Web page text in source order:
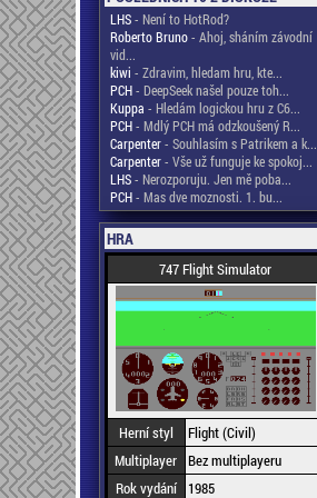
LHS- Není to HotRod?
Roberto Bruno- Ahoj, sháním závodní
vid...
kiwi - Zdravim, hledam hru, kte...
PCH- DeepSeek našel pouze toh...
Kuppa - Hledám logickou hru z C6...
PCH- Mdlý PCH má odzkoušený R...
Carpenter- Souhlasím s Patrikem a k...
Carpenter- Vše už funguje ke spokoj...
LHS- Nerozporuju. Jen mě poba...
PCH- Mas dve moznosti. 1. bu...
HRA
747 Flight Simulator
Herní styl
Flight (Civil)
Multiplayer Bez multiplayeru
Rok vydání
1985